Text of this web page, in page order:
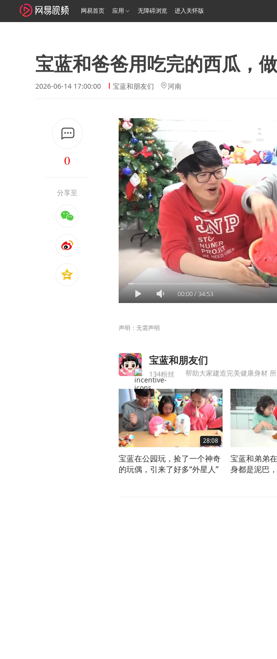
网易首页 应用 无障碍浏览 进入关怀版
宝蓝和爸爸用吃完的西瓜，
2026-06-14 17:00:00 宝蓝和朋友们 河南
0
分享至
00:00/34:53
声明：无需声明
宝蓝和朋友们
134粉丝 帮助大家建造完美健康身材
28:08
宝蓝在公园玩，捡了一个神奇
的玩偶，引来了好多“外星人”
宝蓝和弟弟
身都是泥巴